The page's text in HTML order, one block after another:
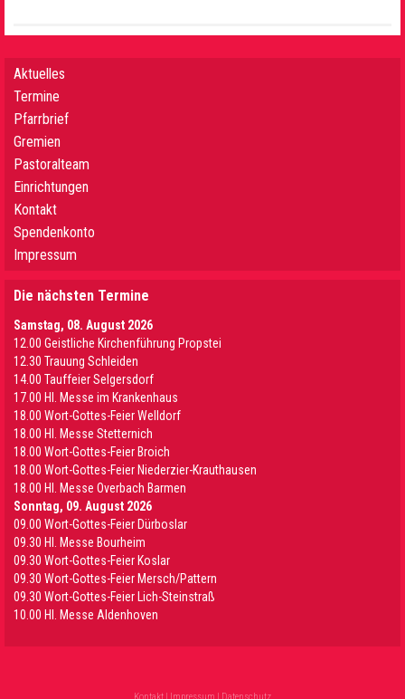
Aktuelles
Termine
Pfarrbrief
Gremien
Pastoralteam
Einrichtungen
Kontakt
Spendenkonto
Impressum
Die nächsten Termine
Samstag, 08. August 2026
12.00 Geistliche Kirchenführung Propstei
12.30 Trauung Schleiden
14.00 Tauffeier Selgersdorf
17.00 Hl. Messe im Krankenhaus
18.00 Wort-Gottes-Feier Welldorf
18.00 Hl. Messe Stetternich
18.00 Wort-Gottes-Feier Broich
18.00 Wort-Gottes-Feier Niederzier-Krauthausen
18.00 Hl. Messe Overbach Barmen
Sonntag, 09. August 2026
09.00 Wort-Gottes-Feier Dürboslar
09.30 HI. Messe Bourheim
09.30 Wort-Gottes-Feier Koslar
09.30 Wort-Gottes-Feier Mersch/Pattern
09.30 Wort-Gottes-Feier Lich-Steinstraß
10.00 Hl. Messe Aldenhoven